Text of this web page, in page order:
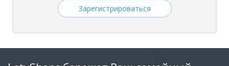
Зарегистрироваться